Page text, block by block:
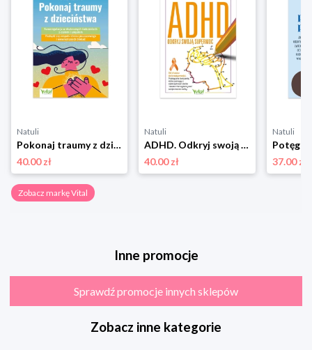
Natuli
Pokonaj traumy z dzieciństwa Vital
40.00 zł
Natuli
ADHD. Odkryj swoją supermoc. Od chaosu do kreatywności Vital
40.00 zł
Natuli
37.00 zł
Zobacz markę Vital
Inne promocje
Sprawdź promocje innych sklepów
Zobacz inne kategorie